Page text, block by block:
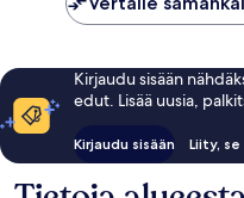
Kirjaudu sisään
edut. Lisää uusia,
Kirjaudu sisään Liity,